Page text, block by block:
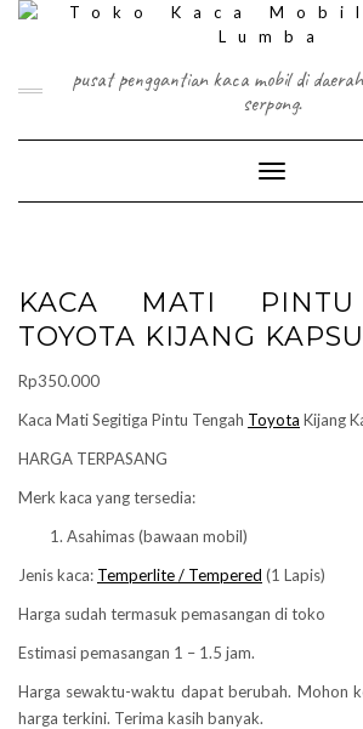
Skip
pusat penggantian kaca mobil di
serpong.
Toggle
KACA MATI PINTU
TOYOTA KIJANG
Rp350.000
Kaca Mati Segitiga Pintu Tengah Toyota Kijang
HARGA TERPASANG
Merk kaca yang tersedia:
Asahimas (bawaan mobil)
Jenis kaca: Temperlite / Tempered (1 Lapis)
Harga sudah termasuk pemasangan di toko
Estimasi pemasangan 1 – 1.5 jam.
Harga sewaktu-waktu dapat berubah. Mohon
harga terkini. Terima kasih banyak.